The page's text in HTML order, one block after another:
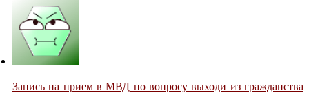
Запись на прием в МВД по вопросу выходи из гражданства